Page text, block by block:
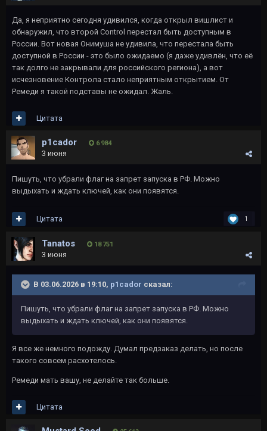
Да, я неприятно сегодня удивился, когда открыл вишлист и
обнаружил, что второй Control перестал быть доступным в
России. Вот новая Онимуша не удивила, что перестала быть
доступной в России - это было ожидаемо (я даже удивлён, что её
так долго не закрывали для российского региона), а вот
исчезновение Контрола стало неприятным открытием. От
Ремеди я такой подставы не ожидал. Жаль.
Цитата
p1cador 6 984
3 июня
Пишуть, что убрали флаг на запрет запуска в РФ. Можно
выдыхать и ждать ключей, как они появятся.
1
Цитата
Tanatos 18 751
3 июня
В 03.06.2026 в 19:10, p1cador сказал:
Пишуть, что убрали флаг на запрет запуска в РФ. Можно
выдыхать и ждать ключей, как они появятся.
Я все же немного подожду. Думал предзаказ делать, но после
такого совсем расхотелось.
Ремеди мать вашу, не делайте так больше.
Цитата